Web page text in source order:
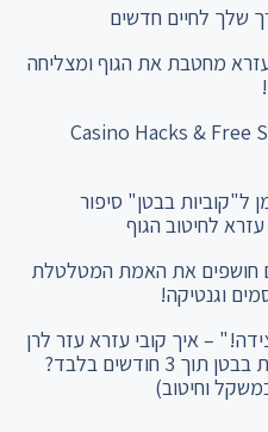
מחטבת את הגוף ומצליחה
Casino Hacks &
חושפים את האמת המטלטלת
– איך קובי עזרא עזר לרן
וחיטוב)